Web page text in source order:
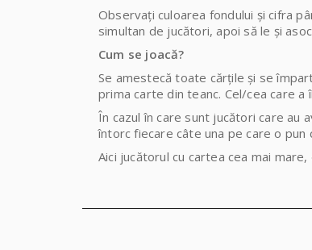
Observați culoarea fondului și cifra
simultan de jucători, apoi să le și
Cum se joacă?
Se amestecă toate cărțile și se
prima carte din teanc. Cel/cea care
În cazul în care sunt jucători care au
întorc fiecare câte una pe care o pun
Aici jucătorul cu cartea cea mai